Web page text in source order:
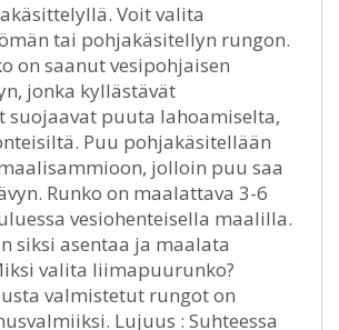
Voit valita
tai pohjakäsitellyn rungon.
on saanut vesipohjaisen
jonka kyllästävät
suojaavat puuta lahoamiselta,
Puu pohjakäsitellään
jolloin puu saa
Runko on maalattava 3-6
vesiohenteisella maalilla.
siksi asentaa ja maalata
valita liimapuurunko?
valmistetut rungot on
Lujuus : Suhteessa